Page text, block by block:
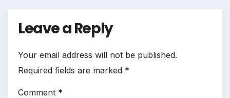
Leave a Reply
Your email address will not be published.
Required fields are marked *
Comment *